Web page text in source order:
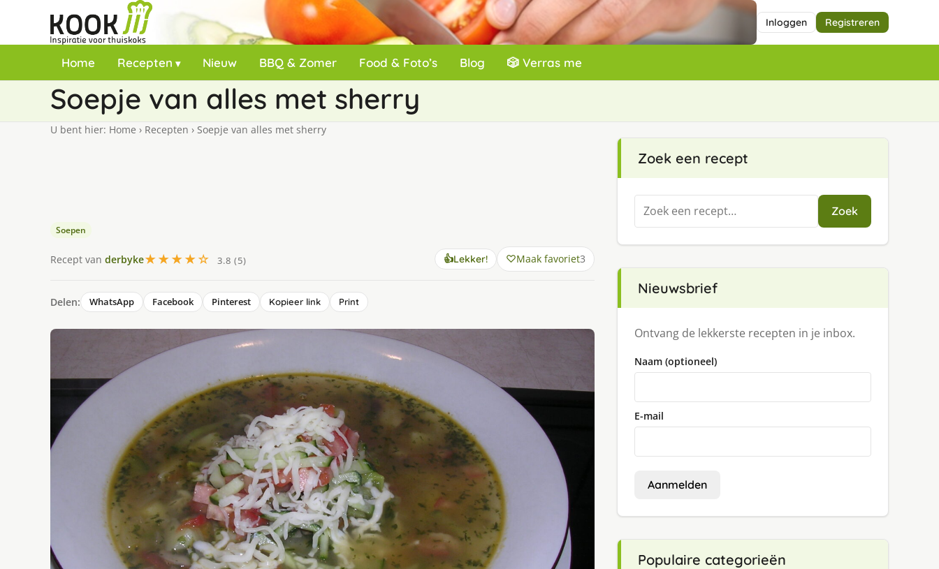
Inloggen Registreren
Home Recepten Nieuw BBQ & Zomer Food & Foto’s Blog 🎲 Verras me
Soepje van alles met sherry
U bent hier: Home › Recepten › Soepje van alles met sherry
Soepen
Recept van derbyke★★★★☆ 3.8 (5) 👍Lekker! Maak favoriet3
Delen: WhatsApp Facebook Pinterest Kopieer link Print
Zoek een recept
Zoeken
naar:
Zoek
Nieuwsbrief
Ontvang de lekkerste recepten in je inbox.
Naam (optioneel)
E-mail
Aanmelden
Populaire categorieën